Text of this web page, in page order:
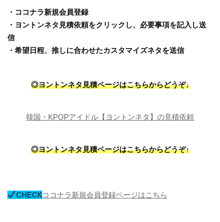
・ココナラ新規会員登録
・ヨントンネタ見積依頼をクリックし、必要事項を記入し送
信
・希望日程、推しに合わせたカスタマイズネタを送信
◎ヨントンネタ見積ページはこちらからどうぞ↓
韓国・KPOPアイドル【ヨントンネタ】の見積依頼
◎ヨントンネタ見積ページはこちらからどうぞ↑
CHECKココナラ新規会員登録ページはこちら